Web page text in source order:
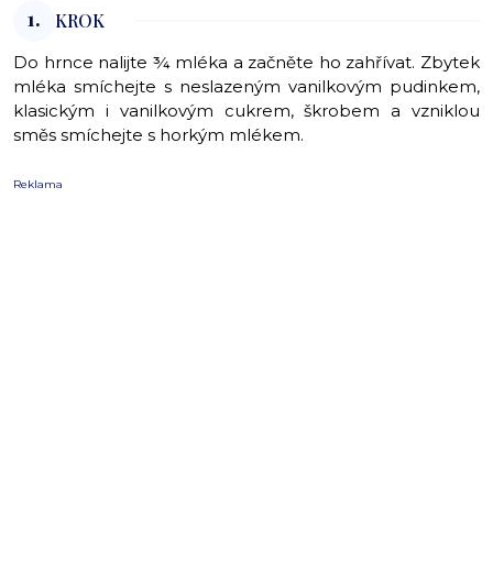
1. KROK
Do hrnce nalijte ¾ mléka a začněte ho zahřívat. Zbytek
mléka smíchejte s neslazeným vanilkovým pudinkem,
klasickým i vanilkovým cukrem, škrobem a vzniklou
směs smíchejte s horkým mlékem.
Reklama